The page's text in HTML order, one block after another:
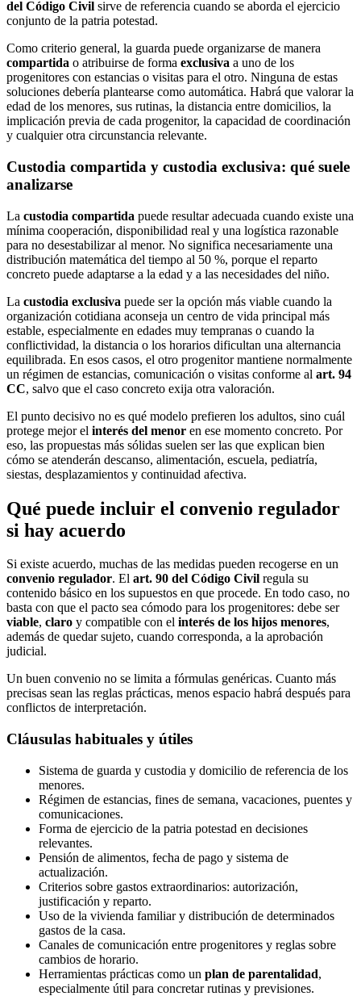
del Código Civil sirve de referencia cuando se aborda el ejercicio
conjunto de la patria potestad.
Como criterio general, la guarda puede organizarse de manera
compartida o atribuirse de forma exclusiva a uno de los
progenitores con estancias o visitas para el otro. Ninguna de estas
soluciones debería plantearse como automática. Habrá que valorar la
edad de los menores, sus rutinas, la distancia entre domicilios, la
implicación previa de cada progenitor, la capacidad de coordinación
y cualquier otra circunstancia relevante.
Custodia compartida y custodia exclusiva: qué suele
analizarse
La custodia compartida puede resultar adecuada cuando existe una
mínima cooperación, disponibilidad real y una logística razonable
para no desestabilizar al menor. No significa necesariamente una
distribución matemática del tiempo al 50 %, porque el reparto
concreto puede adaptarse a la edad y a las necesidades del niño.
La custodia exclusiva puede ser la opción más viable cuando la
organización cotidiana aconseja un centro de vida principal más
estable, especialmente en edades muy tempranas o cuando la
conflictividad, la distancia o los horarios dificultan una alternancia
equilibrada. En esos casos, el otro progenitor mantiene normalmente
un régimen de estancias, comunicación o visitas conforme al art. 94
CC, salvo que el caso concreto exija otra valoración.
El punto decisivo no es qué modelo prefieren los adultos, sino cuál
protege mejor el interés del menor en ese momento concreto. Por
eso, las propuestas más sólidas suelen ser las que explican bien
cómo se atenderán descanso, alimentación, escuela, pediatría,
siestas, desplazamientos y continuidad afectiva.
Qué puede incluir el convenio regulador
si hay acuerdo
Si existe acuerdo, muchas de las medidas pueden recogerse en un
convenio regulador. El art. 90 del Código Civil regula su
contenido básico en los supuestos en que procede. En todo caso, no
basta con que el pacto sea cómodo para los progenitores: debe ser
viable, claro y compatible con el interés de los hijos menores,
además de quedar sujeto, cuando corresponda, a la aprobación
judicial.
Un buen convenio no se limita a fórmulas genéricas. Cuanto más
precisas sean las reglas prácticas, menos espacio habrá después para
conflictos de interpretación.
Cláusulas habituales y útiles
Sistema de guarda y custodia y domicilio de referencia de los
menores.
Régimen de estancias, fines de semana, vacaciones, puentes y
comunicaciones.
Forma de ejercicio de la patria potestad en decisiones
relevantes.
Pensión de alimentos, fecha de pago y sistema de
actualización.
Criterios sobre gastos extraordinarios: autorización,
justificación y reparto.
Uso de la vivienda familiar y distribución de determinados
gastos de la casa.
Canales de comunicación entre progenitores y reglas sobre
cambios de horario.
Herramientas prácticas como un plan de parentalidad,
especialmente útil para concretar rutinas y previsiones.